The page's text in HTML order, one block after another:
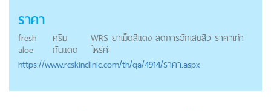
ราคา
fresh
aloe
ครีม
กันแดด
WRS ยาเม็ดสีแดง ลดการอักเสบสิว ราคาเท่า
ไหร่ค่ะ
https://www.rcskinclinic.com/th/qa/4914/ราคา.aspx